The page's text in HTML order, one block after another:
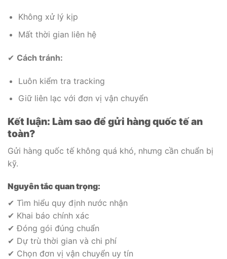
Không xử lý kịp
Mất thời gian liên hệ
✔ Cách tránh:
Luôn kiểm tra tracking
Giữ liên lạc với đơn vị vận chuyển
Kết luận: Làm sao để gửi hàng quốc tế an
toàn?
Gửi hàng quốc tế không quá khó, nhưng cần chuẩn bị
kỹ.
Nguyên tắc quan trọng:
✔ Tìm hiểu quy định nước nhận
✔ Khai báo chính xác
✔ Đóng gói đúng chuẩn
✔ Dự trù thời gian và chi phí
✔ Chọn đơn vị vận chuyển uy tín